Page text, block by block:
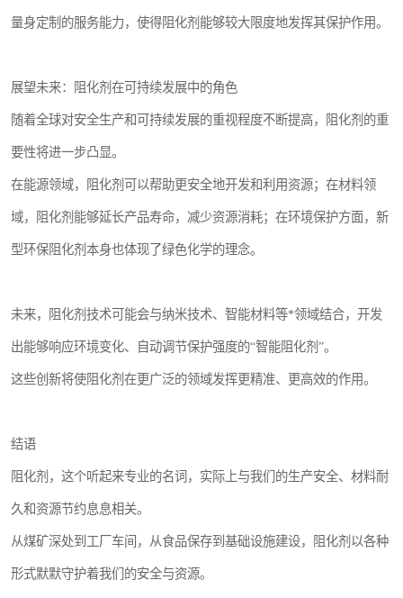
量身定制的服务能力，使得阻化剂能够较大限度地发挥其保护作用。
展望未来：阻化剂在可持续发展中的角色
随着全球对安全生产和可持续发展的重视程度不断提高，阻化剂的重
要性将进一步凸显。
在能源领域，阻化剂可以帮助更安全地开发和利用资源；在材料领
域，阻化剂能够延长产品寿命，减少资源消耗；在环境保护方面，新
型环保阻化剂本身也体现了绿色化学的理念。
未来，阻化剂技术可能会与纳米技术、智能材料等*领域结合，开发
出能够响应环境变化、自动调节保护强度的“智能阻化剂”。
这些创新将使阻化剂在更广泛的领域发挥更精准、更高效的作用。
结语
阻化剂，这个听起来专业的名词，实际上与我们的生产安全、材料耐
久和资源节约息息相关。
从煤矿深处到工厂车间，从食品保存到基础设施建设，阻化剂以各种
形式默默守护着我们的安全与资源。